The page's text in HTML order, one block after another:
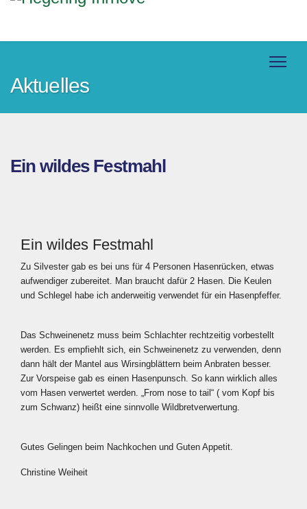
Aktuelles
Ein wildes Festmahl
Ein wildes Festmahl
Zu Silvester gab es bei uns für 4 Personen Hasenrücken, etwas
aufwendiger zubereitet. Man braucht dafür 2 Hasen. Die Keulen
und Schlegel habe ich anderweitig verwendet für ein Hasenpfeffer.
Das Schweinenetz muss beim Schlachter rechtzeitig vorbestellt
werden. Es empfiehlt sich, ein Schweinenetz zu verwenden, denn
dann hält der Mantel aus Wirsingblättern beim Anbraten besser.
Zur Vorspeise gab es einen Hasenpunsch. So kann wirklich alles
vom Hasen verwertet werden. „From nose to tail“ ( vom Kopf bis
zum Schwanz) heißt eine sinnvolle Wildbretverwertung.
Gutes Gelingen beim Nachkochen und Guten Appetit.
Christine Weiheit